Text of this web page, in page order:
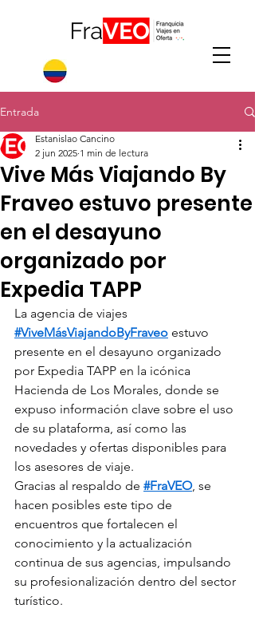
Entrada
Vive Más Viajando By
Fraveo estuvo presente
en el desayuno
organizado por
Expedia TAPP
Estanislao Cancino
2 jun 2025 1 min de lectura
La agencia de viajes
#ViveMásViajandoByFraveo estuvo
presente en el desayuno organizado
por Expedia TAPP en la icónica
Hacienda de Los Morales, donde se
expuso información clave sobre el uso
de su plataforma, así como las
novedades y ofertas disponibles para
los asesores de viaje.
Gracias al respaldo de #FraVEO, se
hacen posibles este tipo de
encuentros que fortalecen el
conocimiento y la actualización
continua de sus agencias, impulsando
su profesionalización dentro del sector
turístico.